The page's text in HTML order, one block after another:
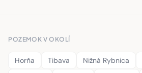
POZEMOK V OKOLÍ
Horňa Tibava Nižná Rybnica